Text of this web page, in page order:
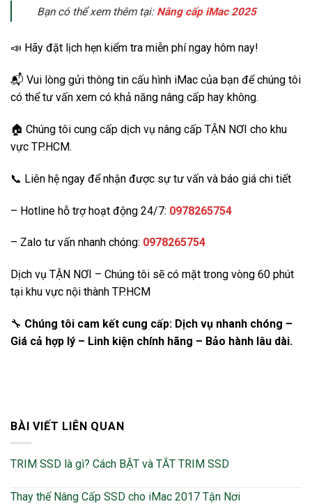
Bạn có thể xem thêm tại: Nâng cấp iMac 2025
📣 Hãy đặt lịch hẹn kiểm tra miễn phí ngay hôm nay!
📬 Vui lòng gửi thông tin cấu hình iMac của bạn để chúng tôi
có thể tư vấn xem có khả năng nâng cấp hay không.
🏠 Chúng tôi cung cấp dịch vụ nâng cấp TẬN NƠI cho khu
vực TP.HCM.
📞 Liên hệ ngay để nhận được sự tư vấn và báo giá chi tiết
– Hotline hỗ trợ hoạt động 24/7: 0978265754
– Zalo tư vấn nhanh chóng: 0978265754
Dịch vụ TẬN NƠI – Chúng tôi sẽ có mặt trong vòng 60 phút
tại khu vực nội thành TP.HCM
🔧 Chúng tôi cam kết cung cấp: Dịch vụ nhanh chóng –
Giá cả hợp lý – Linh kiện chính hãng – Bảo hành lâu dài.
BÀI VIẾT LIÊN QUAN
TRIM SSD là gì? Cách BẬT và TẮT TRIM SSD
Thay thế Nâng Cấp SSD cho iMac 2017 Tận Nơi